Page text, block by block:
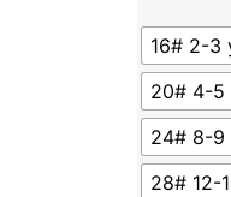
16# 2-3
20# 4-5
24# 8-9
28# 12-